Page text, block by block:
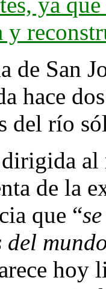
de San
hace
del río
al
de la
que “
del
hoy